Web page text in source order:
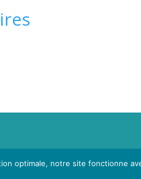
Lot-et-Garonne. Voir
optimale, notre site fonctionne